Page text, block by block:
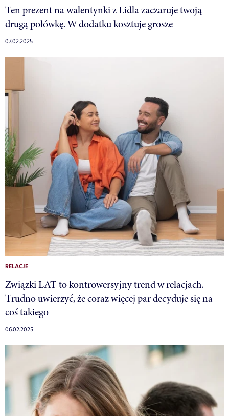
Ten prezent na walentynki z Lidla zaczaruje twoją
drugą połówkę. W dodatku kosztuje grosze
07.02.2025
RELACJE
Związki LAT to kontrowersyjny trend w relacjach.
Trudno uwierzyć, że coraz więcej par decyduje się na
coś takiego
06.02.2025